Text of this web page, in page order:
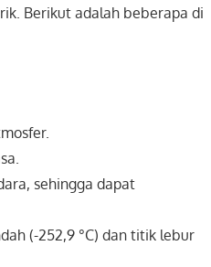
Berikut adalah beberapa di
sehingga dapat
(-252,9 °C) dan titik lebur